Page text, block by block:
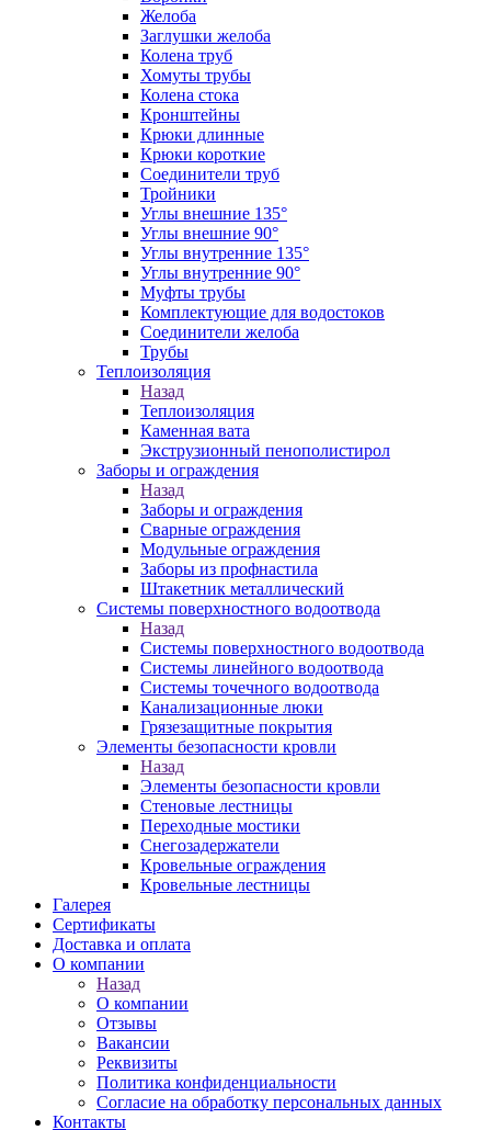
Желоба
Заглушки желоба
Колена труб
Хомуты трубы
Колена стока
Кронштейны
Крюки длинные
Крюки короткие
Соединители труб
Тройники
Углы внешние 135°
Углы внешние 90°
Углы внутренние 135°
Углы внутренние 90°
Муфты трубы
Комплектующие для водостоков
Соединители желоба
Трубы
Теплоизоляция
Назад
Теплоизоляция
Каменная вата
Экструзионный пенополистирол
Заборы и ограждения
Назад
Заборы и ограждения
Сварные ограждения
Модульные ограждения
Заборы из профнастила
Штакетник металлический
Системы поверхностного водоотвода
Назад
Системы поверхностного водоотвода
Системы линейного водоотвода
Системы точечного водоотвода
Канализационные люки
Грязезащитные покрытия
Элементы безопасности кровли
Назад
Элементы безопасности кровли
Стеновые лестницы
Переходные мостики
Снегозадержатели
Кровельные ограждения
Кровельные лестницы
Галерея
Сертификаты
Доставка и оплата
О компании
Назад
О компании
Отзывы
Вакансии
Реквизиты
Политика конфиденциальности
Согласие на обработку персональных данных
Контакты